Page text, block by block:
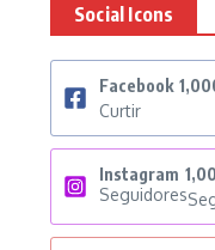
Social Icons
Facebook
Curtir
Instagram
Seguidores